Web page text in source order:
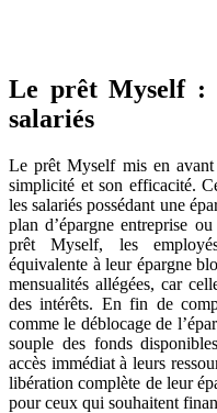
Le prêt Myself :
salariés
Le prêt Myself mis en
simplicité et son efficacité.
les salariés possédant une
plan d’épargne entreprise
prêt Myself, les
équivalente à leur épargne
mensualités allégées, car
des intérêts. En fin de
comme le déblocage de
souple des fonds
accès immédiat à leurs
libération complète de leur
pour ceux qui souhaitent